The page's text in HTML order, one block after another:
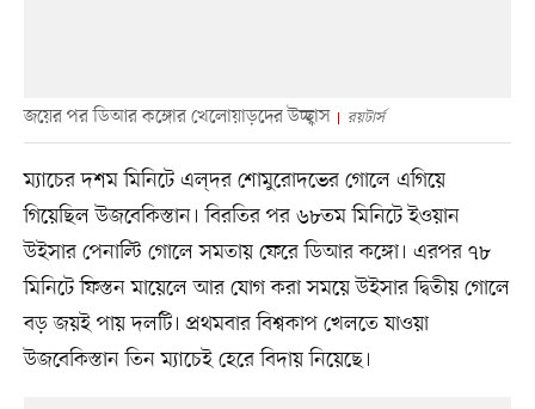
জয়ের পর ডিআর কঙ্গোর খেলোয়াড়দের উচ্ছ্বাস রয়টার্স
ম্যাচের দশম মিনিটে এল্দর শোমুরোদভের গোলে এগিয়ে
গিয়েছিল উজবেকিস্তান। বিরতির পর ৬৮তম মিনিটে ইওয়ান
উইসার পেনাল্টি গোলে সমতায় ফেরে ডিআর কঙ্গো। এরপর ৭৮
মিনিটে ফিস্তন মায়েলে আর যোগ করা সময়ে উইসার দ্বিতীয় গোলে
বড় জয়ই পায় দলটি। প্রথমবার বিশ্বকাপ খেলতে যাওয়া
উজবেকিস্তান তিন ম্যাচেই হেরে বিদায় নিয়েছে।